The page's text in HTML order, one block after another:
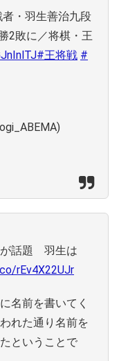
・羽生善治九段
2敗に／将棋・王
#王将戦 #
が話題 羽生は
rEv4X22UJr
名前を書いてく
れた通り名前を
ということで